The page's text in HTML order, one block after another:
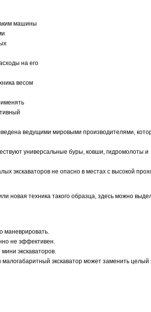
машины
на его
весом
ведущими мировыми производителями,
универсальные буры, ковши, гидромолоты и
экскаваторов не опасно в местах с высокой
новая техника такого образца, здесь можно
маневрировать.
не эффективен.
экскаваторов.
экскаватор может заменить целый